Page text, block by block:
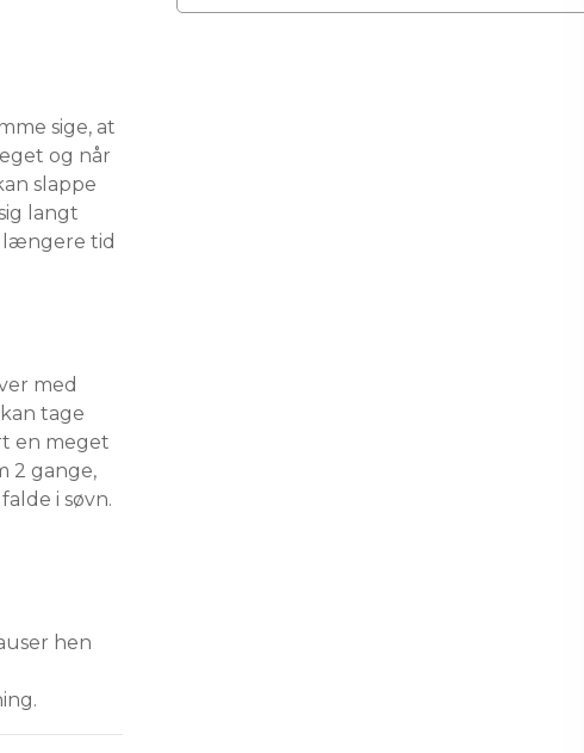
sige, at
og når
slappe
langt
længere tid
med
tage
en meget
2 gange,
i søvn.
hen